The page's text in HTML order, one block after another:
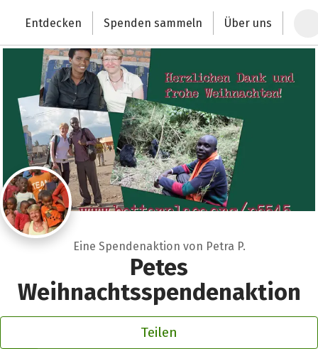
Deutschlands größte Spendenplattform
Entdecken Spenden sammeln Über uns
Eine Spendenaktion von Petra P.
Petes
Weihnachtsspendenaktion
Teilen